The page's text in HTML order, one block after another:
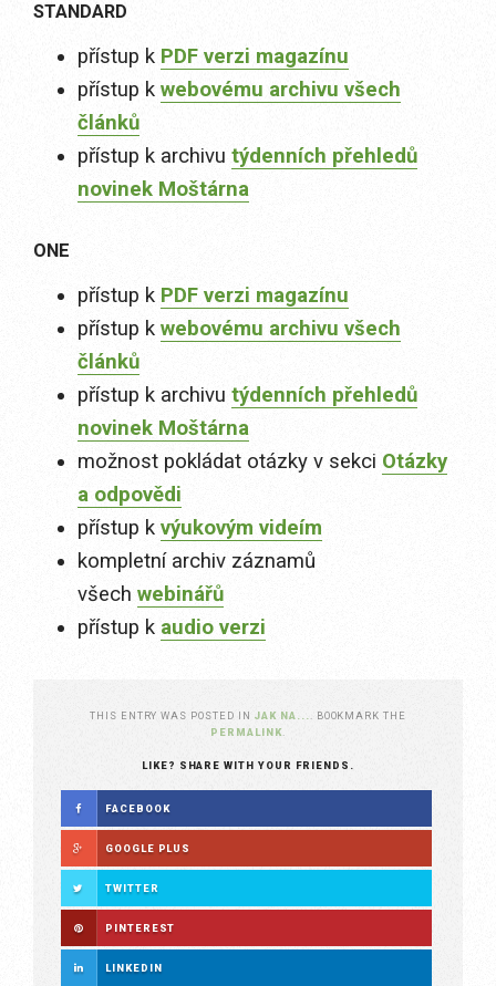
STANDARD
přístup k PDF verzi magazínu
přístup k webovému archivu všech
článků
přístup k archivu týdenních přehledů
novinek Moštárna
ONE
přístup k PDF verzi magazínu
přístup k webovému archivu všech
článků
přístup k archivu týdenních přehledů
novinek Moštárna
možnost pokládat otázky v sekci Otázky
a odpovědi
přístup k výukovým videím
kompletní archiv záznamů
všech webinářů
přístup k audio verzi
THIS ENTRY WAS POSTED IN JAK NA...
. BOOKMARK THE
PERMALINK
LIKE? SHARE WITH YOUR FRIENDS.
FACEBOOK
GOOGLE PLUS
TWITTER
PINTEREST
LINKEDIN